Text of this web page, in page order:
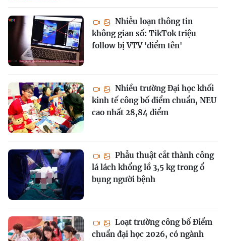
Nhiễu loạn thông tin
không gian số: TikTok triệu
follow bị VTV 'điểm tên'
Nhiều trường Đại học khối
kinh tế công bố điểm chuẩn, NEU
cao nhất 28,84 điểm
Phẫu thuật cắt thành công
lá lách khổng lồ 3,5 kg trong ổ
bụng người bệnh
Loạt trường công bố Điểm
chuẩn đại học 2026, có ngành